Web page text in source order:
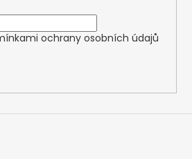
ochrany osobních údajů